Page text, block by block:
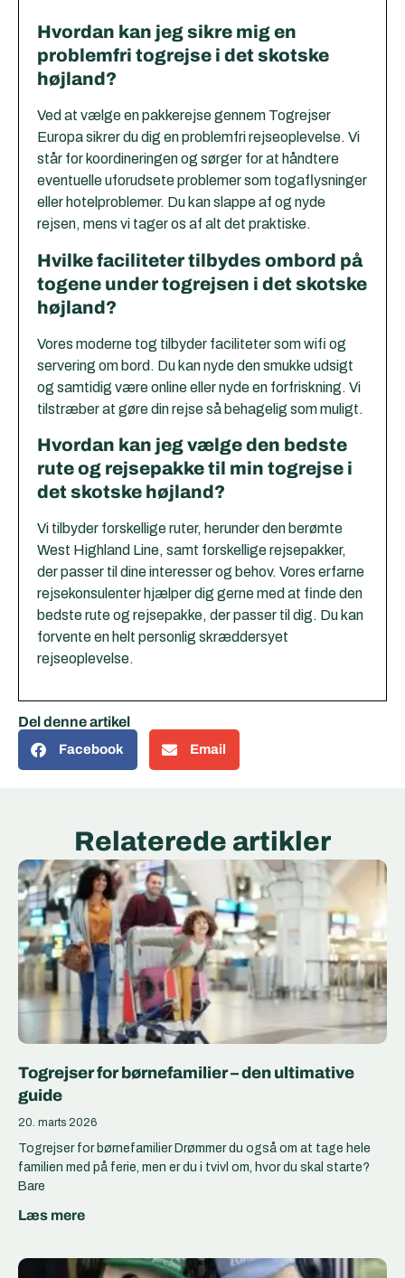
Hvordan kan jeg sikre mig en
problemfri togrejse i det skotske
højland?
Ved at vælge en pakkerejse gennem Togrejser
Europa sikrer du dig en problemfri rejseoplevelse. Vi
står for koordineringen og sørger for at håndtere
eventuelle uforudsete problemer som togaflysninger
eller hotelproblemer. Du kan slappe af og nyde
rejsen, mens vi tager os af alt det praktiske.
Hvilke faciliteter tilbydes ombord på
togene under togrejsen i det skotske
højland?
Vores moderne tog tilbyder faciliteter som wifi og
servering om bord. Du kan nyde den smukke udsigt
og samtidig være online eller nyde en forfriskning. Vi
tilstræber at gøre din rejse så behagelig som muligt.
Hvordan kan jeg vælge den bedste
rute og rejsepakke til min togrejse i
det skotske højland?
Vi tilbyder forskellige ruter, herunder den berømte
West Highland Line, samt forskellige rejsepakker,
der passer til dine interesser og behov. Vores erfarne
rejsekonsulenter hjælper dig gerne med at finde den
bedste rute og rejsepakke, der passer til dig. Du kan
forvente en helt personlig skræddersyet
rejseoplevelse.
Del denne artikel
Facebook Email
Relaterede artikler
Togrejser for børnefamilier – den ultimative
guide
20. marts 2026
Togrejser for børnefamilier Drømmer du også om at tage hele
familien med på ferie, men er du i tvivl om, hvor du skal starte?
Bare
Læs mere